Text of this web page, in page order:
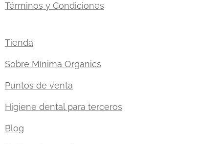
Términos y Condiciones
Tienda
Sobre Mínima Organics
Puntos de venta
Higiene dental para terceros
Blog